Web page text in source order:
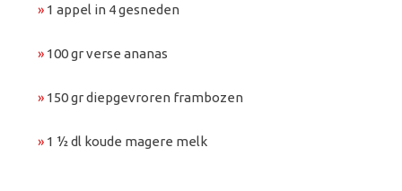
» 1 appel in 4 gesneden
» 100 gr verse ananas
» 150 gr diepgevroren frambozen
» 1 ½ dl koude magere melk